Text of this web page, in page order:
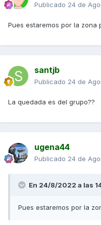
Publicado 24 de
Pues estaremos por la zona
santjb
Publicado 24 de
La quedada es del grupo??
ugena44
Publicado 24 de
En 24/8/2022 a las
Pues estaremos por la